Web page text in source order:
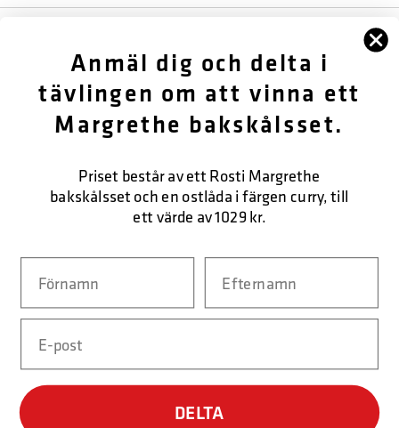
KUNDTJÄNST
Anmäl dig och delta i
tävlingen om att vinna ett
Margrethe bakskålsset.
Priset består av ett Rosti Margrethe
bakskålsset och en ostlåda i färgen curry, till
ett värde av 1029 kr.
DELTA